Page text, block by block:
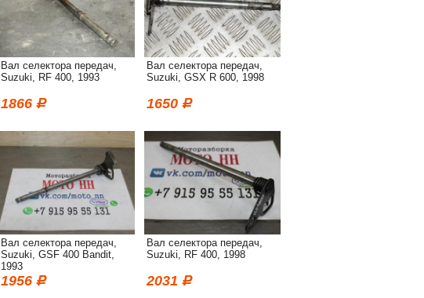
Вал селектора передач,
Suzuki, RF 400, 1993
1866
Вал селектора передач,
Suzuki, GSX R 600, 1998
1650
Вал селектора передач,
Suzuki, GSF 400 Bandit,
1993
1956
Вал селектора передач,
Suzuki, RF 400, 1998
2031